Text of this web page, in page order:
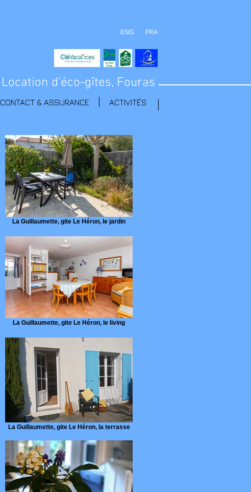
Location d'éco-gîtes, Fouras
ENG FRA
CONTACT & ASSURANCE ACTIVITÉS
La Guillaumette, gite Le Héron, le jardin
La Guillaumette, gite Le Héron, le living
La Guillaumette, gite Le Héron, la terrasse